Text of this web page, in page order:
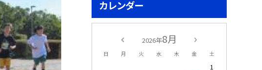
カレンダー
2026年8月
日 月 火 水 木 金 土
1